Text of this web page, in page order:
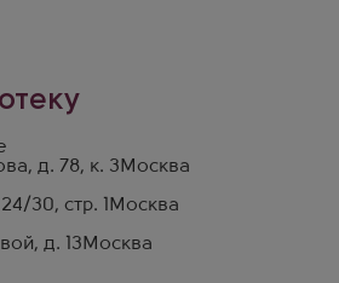
д. 78, к. 3 Москва
30, стр. 1
Москва
д. 13 Москва